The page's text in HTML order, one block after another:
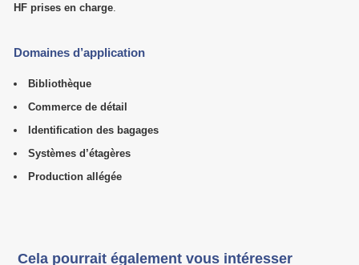
HF prises en charge.
Domaines d’application
Bibliothèque
Commerce de détail
Identification des bagages
Systèmes d’étagères
Production allégée
Cela pourrait également vous intéresser